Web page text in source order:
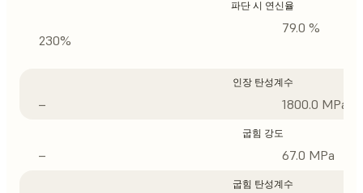
파단 시 연신율
230%
79.0 %
인장 탄성계수
– 1800.0 MPa
굽힘 강도
– 67.0 MPa
굽힘 탄성계수